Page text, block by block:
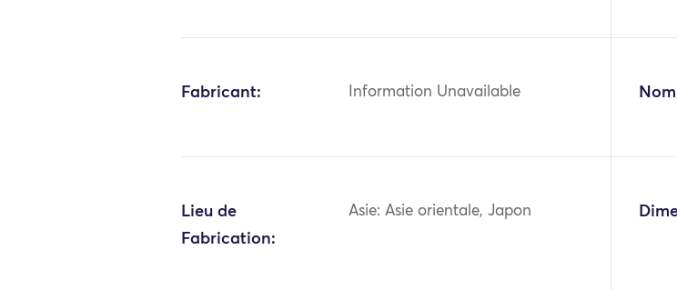
Fabricant: Information Unavailable
Lieu de
Fabrication:
Asie: Asie orientale, Japon